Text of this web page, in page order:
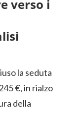
verso i
la seduta
€, in rialzo
della